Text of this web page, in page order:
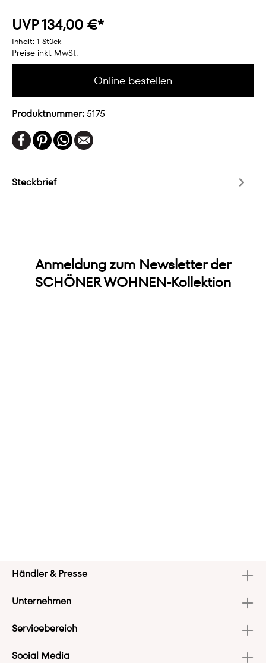
UVP 134,00 €*
Inhalt: 1 Stück
Preise inkl. MwSt.
Online bestellen
Produktnummer:5175
Steckbrief
Anmeldung zum Newsletter der
SCHÖNER WOHNEN-Kollektion
Händler & Presse
Unternehmen
Servicebereich
Social Media